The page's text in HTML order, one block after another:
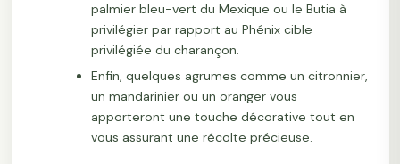
palmier bleu-vert du Mexique ou le Butia à
privilégier par rapport au Phénix cible
privilégiée du charançon.
Enfin, quelques agrumes comme un citronnier,
un mandarinier ou un oranger vous
apporteront une touche décorative tout en
vous assurant une récolte précieuse.